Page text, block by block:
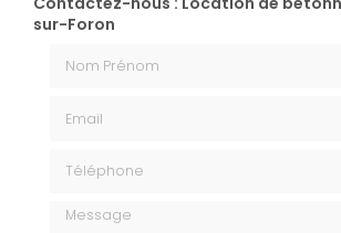
sur-Foron
Message